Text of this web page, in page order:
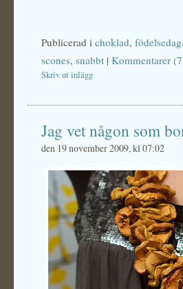
Publicerad i choklad, födelsedag,
scones, snabbt | Kommentarer
Skriv ut inlägg
Jag vet någon som
den 19 november 2009, kl 07:02